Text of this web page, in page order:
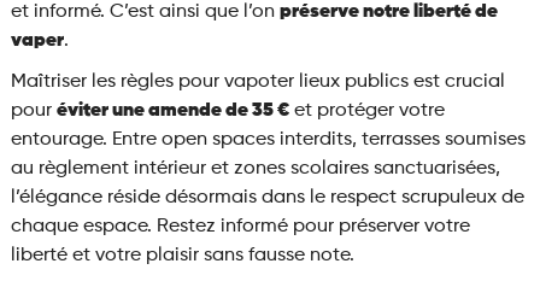
et informé. C’est ainsi que l’on préserve notre liberté de
vaper.
Maîtriser les règles pour vapoter lieux publics est crucial
pour éviter une amende de 35 €et protéger votre
entourage. Entre open spaces interdits, terrasses soumises
au règlement intérieur et zones scolaires sanctuarisées,
l’élégance réside désormais dans le respect scrupuleux de
chaque espace. Restez informé pour préserver votre
liberté et votre plaisir sans fausse note.